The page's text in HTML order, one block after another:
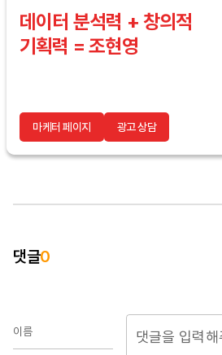
데이터 분석력 + 창의적
기획력 = 조현영
마케터 페이지 광고 상담
댓글0
이름